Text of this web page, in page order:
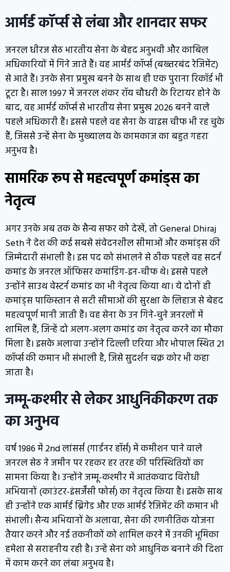
आर्मर्ड कॉर्प्स से लंबा और शानदार सफर
जनरल धीरज सेठ भारतीय सेना के बेहद अनुभवी और काबिल
अधिकारियों में गिने जाते हैं। वह आर्मर्ड कॉर्प्स (बख्तरबंद रेजिमेंट)
से आते हैं। उनके सेना प्रमुख बनने के साथ ही एक पुराना रिकॉर्ड भी
टूटा है। साल 1997 में जनरल शंकर रॉय चौधरी के रिटायर होने के
बाद, वह आर्मर्ड कॉर्प्स से भारतीय सेना प्रमुख 2026 बनने वाले
पहले अधिकारी हैं। इससे पहले वह सेना के वाइस चीफ भी रह चुके
हैं, जिससे उन्हें सेना के मुख्यालय के कामकाज का बहुत गहरा
अनुभव है।
सामरिक रूप से महत्वपूर्ण कमांड्स का
नेतृत्व
अगर उनके अब तक के सैन्य सफर को देखें, तो General Dhiraj
Seth ने देश की कई सबसे संवेदनशील सीमाओं और कमांड्स की
जिम्मेदारी संभाली है। इस पद को संभालने से ठीक पहले वह सदर्न
कमांड के जनरल ऑफिसर कमांडिंग-इन-चीफ थे। इससे पहले
उन्होंने साउथ वेस्टर्न कमांड का भी नेतृत्व किया था। ये दोनों ही
कमांड्स पाकिस्तान से सटी सीमाओं की सुरक्षा के लिहाज से बेहद
महत्वपूर्ण मानी जाती हैं। वह सेना के उन गिने-चुने जनरलों में
शामिल हैं, जिन्हें दो अलग-अलग कमांड का नेतृत्व करने का मौका
मिला है। इसके अलावा उन्होंने दिल्ली एरिया और भोपाल स्थित 21
कॉर्प्स की कमान भी संभाली है, जिसे सुदर्शन चक्र कोर भी कहा
जाता है।
जम्मू-कश्मीर से लेकर आधुनिकीकरण तक
का अनुभव
वर्ष 1986 में 2nd लांसर्स (गार्डनर हॉर्स) में कमीशन पाने वाले
जनरल सेठ ने जमीन पर रहकर हर तरह की परिस्थितियों का
सामना किया है। उन्होंने जम्मू-कश्मीर में आतंकवाद विरोधी
अभियानों (काउंटर-इंसर्जेंसी फोर्स) का नेतृत्व किया है। इसके साथ
ही उन्होंने एक आर्मर्ड ब्रिगेड और एक आर्मर्ड रेजिमेंट की कमान भी
संभाली। सैन्य अभियानों के अलावा, सेना की रणनीतिक योजना
तैयार करने और नई तकनीकों को शामिल करने में उनकी भूमिका
हमेशा से सराहनीय रही है। उन्हें सेना को आधुनिक बनाने की दिशा
में काम करने का लंबा अनुभव है।